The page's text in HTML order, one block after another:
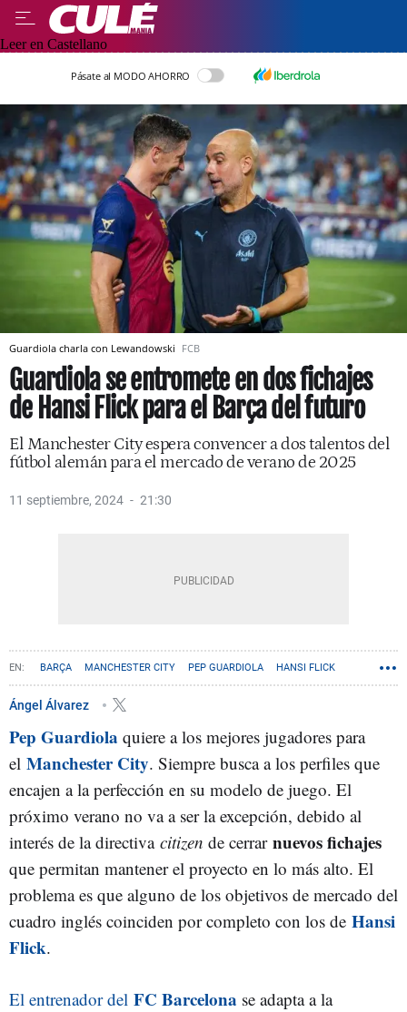
Leer en Castellano
Pásate al MODO AHORRO
Guardiola charla con Lewandowski FCB
Guardiola se entromete en dos fichajes
de Hansi Flick para el Barça del futuro
El Manchester City espera convencer a dos talentos del
fútbol alemán para el mercado de verano de 2025
11 septiembre, 2024 21:30
BARÇA MANCHESTER CITY PEP GUARDIOLA HANSI FLICK
Ángel Álvarez
Pep Guardiola quiere a los mejores jugadores para
el Manchester City. Siempre busca a los perfiles que
encajen a la perfección en su modelo de juego. El
próximo verano no va a ser la excepción, debido al
interés de la directiva citizen de cerrar nuevos fichajes
que permitan mantener el proyecto en lo más alto. El
problema es que alguno de los objetivos de mercado del
cuadro inglés coinciden por completo con los de Hansi
Flick.
El entrenador del FC Barcelona se adapta a la